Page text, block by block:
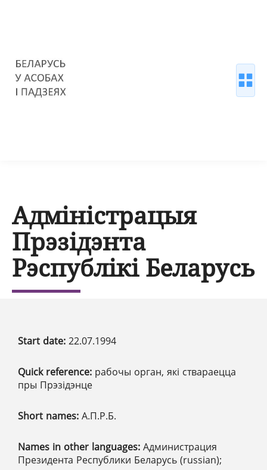
Адміністрацыя
Прэзідэнта
Рэспублікі Беларусь
Start date: 22.07.1994
Quick reference: рабочы орган, які ствараецца
пры Прэзідэнце
Short names: А.П.Р.Б.
Names in other languages: Администрация
Президента Республики Беларусь (russian);